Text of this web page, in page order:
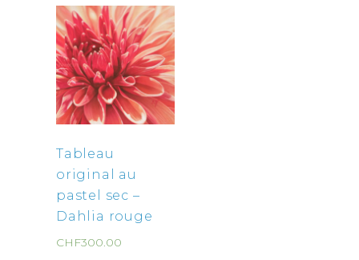
Tableau
original au
pastel sec –
Dahlia rouge
CHF300.00